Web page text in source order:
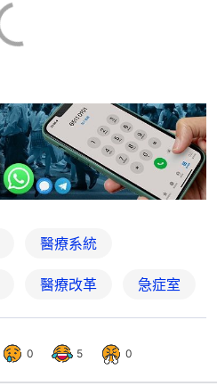
醫療系統
醫療改革 急症室
0 5 0